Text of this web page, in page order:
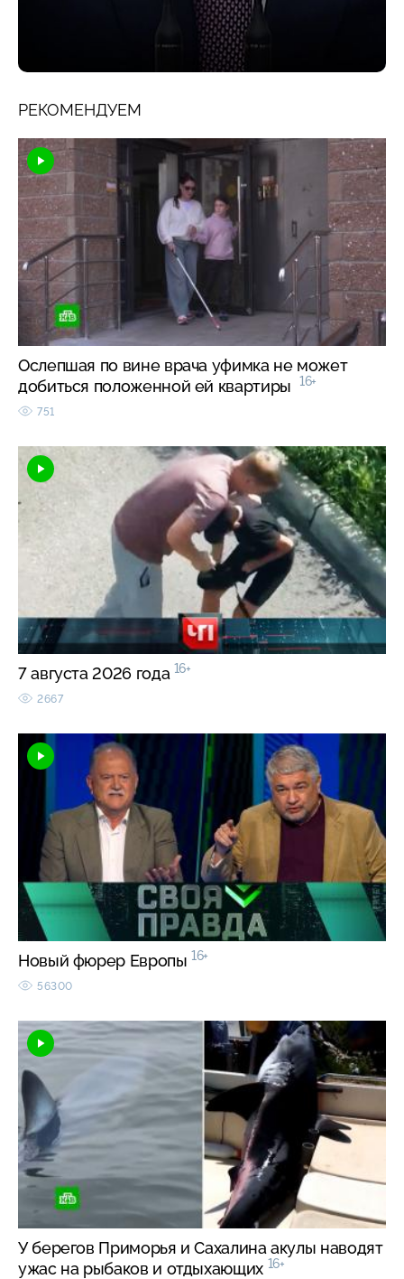
РЕКОМЕНДУЕМ
Ослепшая по вине врача уфимка не может
добиться положенной ей квартиры
16+
751
7 августа 2026 года 16+
2667
Новый фюрер Европы 16+
56300
У берегов Приморья и Сахалина акулы наводят
ужас на рыбаков и отдыхающих 16+